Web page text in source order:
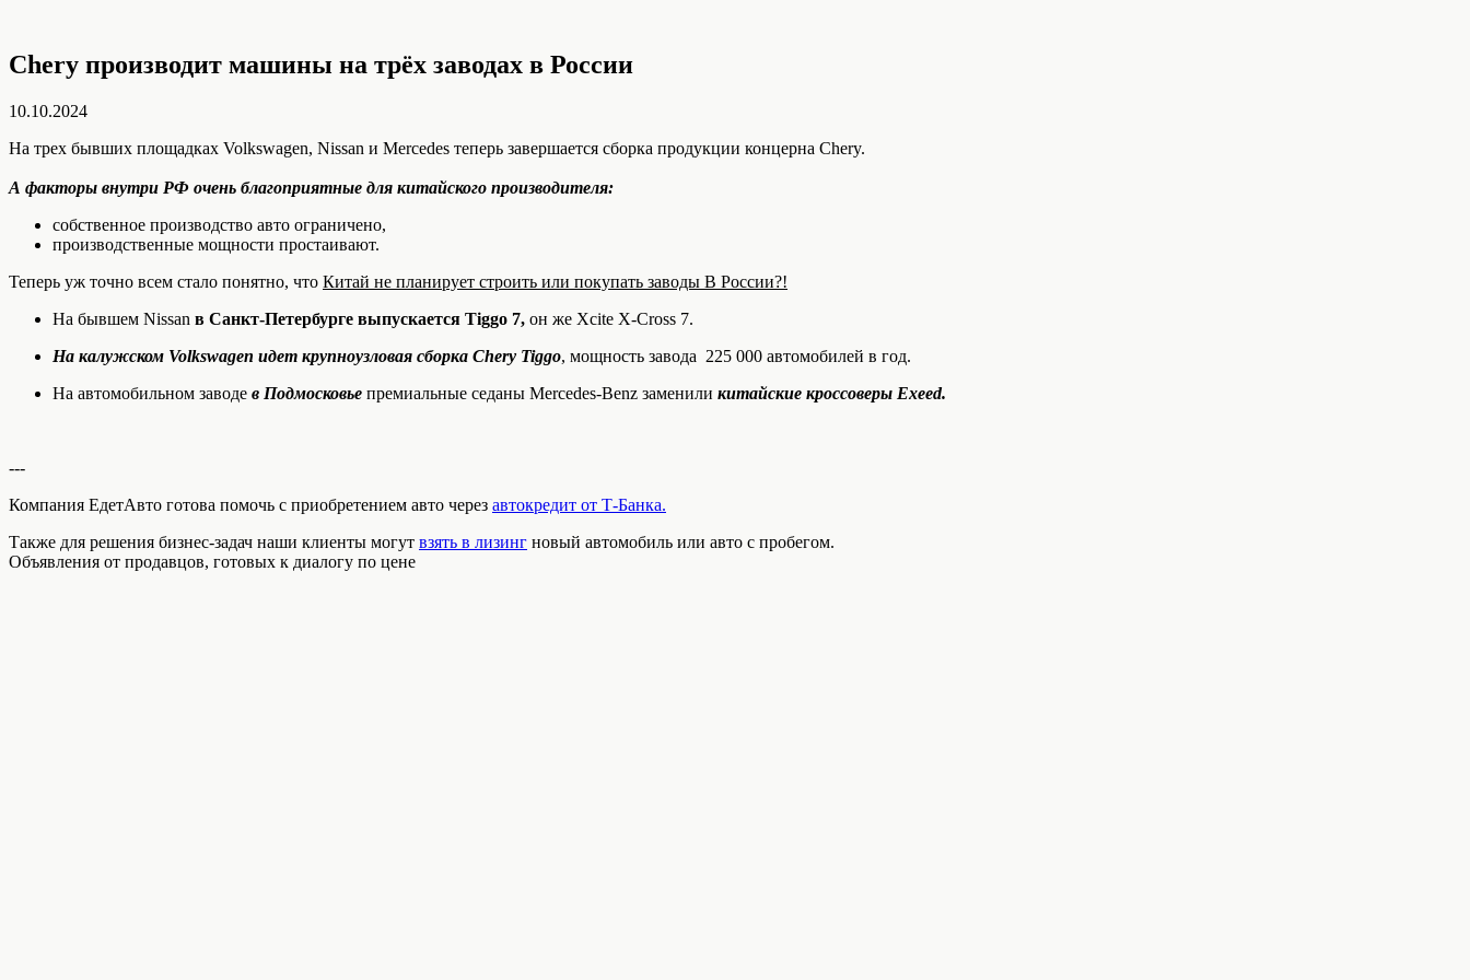
Chery производит машины на трёх заводах в России
10.10.2024
На трех бывших площадках Volkswagen, Nissan и Mercedes теперь завершается сборка продукции концерна Chery.
А факторы внутри РФ очень благоприятные для китайского производителя:
собственное производство авто ограничено,
производственные мощности простаивают.
Теперь уж точно всем стало понятно, что Китай не планирует строить или покупать заводы В России?!
На бывшем Nissan в Санкт-Петербурге выпускается Tiggo 7, он же Xcite X-Cross 7.
На калужском Volkswagen идет крупноузловая сборка Chery Tiggo, мощность завода 225 000 автомобилей в год.
На автомобильном заводе в Подмосковье премиальные седаны Mercedes-Benz заменили китайские кроссоверы Exeed.
---
Компания ЕдетАвто готова помочь с приобретением авто через автокредит от Т-Банка.
Также для решения бизнес-задач наши клиенты могут взять в лизинг новый автомобиль или авто с пробегом.
Объявления от продавцов, готовых к диалогу по цене